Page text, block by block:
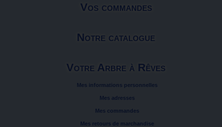
Vos commandes
Notre catalogue
Votre Arbre à Rêves
Mes informations personnelles
Mes adresses
Mes commandes
Mes retours de marchandise